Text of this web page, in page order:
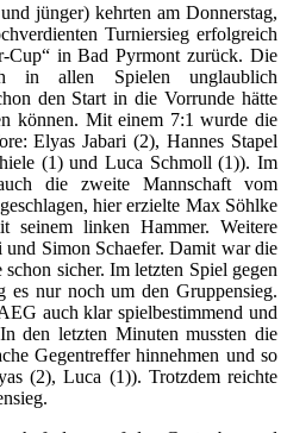
jünger) kehrten am Donnerstag,
Turniersieg erfolgreich
Cup“ in Bad Pyrmont zurück. Die
in allen Spielen unglaublich
den Start in die Vorrunde hätte
können. Mit einem 7:1 wurde die
Elyas Jabari (2), Hannes Stapel
(1) und Luca Schmoll (1)). Im
die zweite Mannschaft vom
hier erzielte Max Söhlke
seinem linken Hammer. Weitere
und Simon Schaefer. Damit war die
sicher. Im letzten Spiel gegen
es nur noch um den Gruppensieg.
auch klar spielbestimmend und
den letzten Minuten mussten die
Gegentreffer hinnehmen und so
(2), Luca (1)). Trotzdem reichte